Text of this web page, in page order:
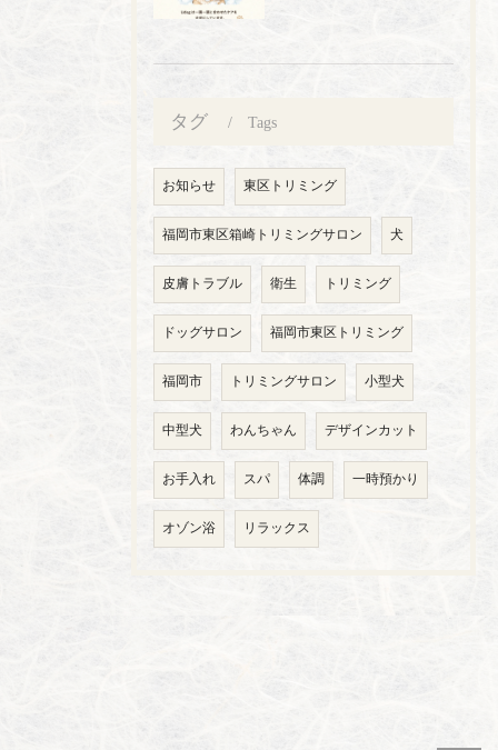
タグ Tags
お知らせ 東区トリミング
福岡市東区箱崎トリミングサロン 犬
皮膚トラブル 衛生 トリミング
ドッグサロン 福岡市東区トリミング
福岡市 トリミングサロン 小型犬
中型犬 わんちゃん デザインカット
お手入れ スパ 体調 一時預かり
オゾン浴 リラックス